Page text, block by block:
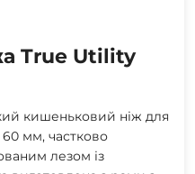
True Utility
кишеньковий ніж для
мм, частково
лезом із